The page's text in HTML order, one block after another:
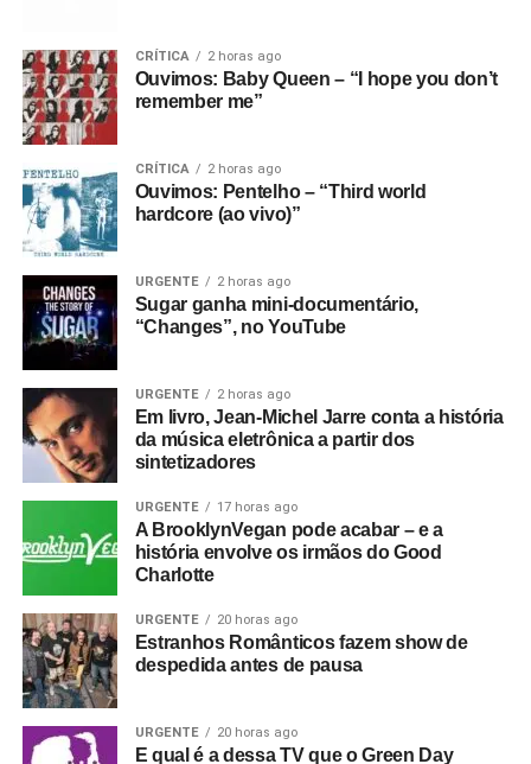
CRÍTICA 2 horas ago
Ouvimos: Baby Queen – “I hope you don’t
remember me”
CRÍTICA 2 horas ago
Ouvimos: Pentelho – “Third world
hardcore (ao vivo)”
URGENTE 2 horas ago
Sugar ganha mini-documentário,
“Changes”, no YouTube
URGENTE 2 horas ago
Em livro, Jean-Michel Jarre conta a história
da música eletrônica a partir dos
sintetizadores
URGENTE 17 horas ago
A BrooklynVegan pode acabar – e a
história envolve os irmãos do Good
Charlotte
URGENTE 20 horas ago
Estranhos Românticos fazem show de
despedida antes de pausa
URGENTE 20 horas ago
E qual é a dessa TV que o Green Day